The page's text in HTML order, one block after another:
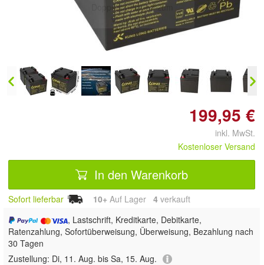
Doppelt antippen zum
vergrößern
199,95 €
inkl. MwSt.
Kostenloser Versand
In den Warenkorb
Sofort lieferbar 10+ Auf Lager 4 verkauft
, Lastschrift, Kreditkarte, Debitkarte,
Ratenzahlung, Sofortüberweisung, Überweisung, Bezahlung nach
30 Tagen
Zustellung: Di, 11. Aug. bis Sa, 15. Aug.